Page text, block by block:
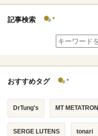
記事検索
おすすめタグ
DrTung's MT METATRON
SERGE LUTENS tonari